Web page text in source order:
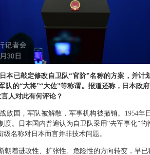
本已敲定修改自卫队“官阶”名称的方案，并
队的“大将”“大佐”等称谓。报道还称，日本政
人对此有何评论？
败国，军队被解散，军事机构被撤销。1954年
。日本国内普遍认为自卫队采用“去军事化”的
名称对日本而言并非技术问题。
朝着进攻性、扩张性、危险性的方向转变，早已